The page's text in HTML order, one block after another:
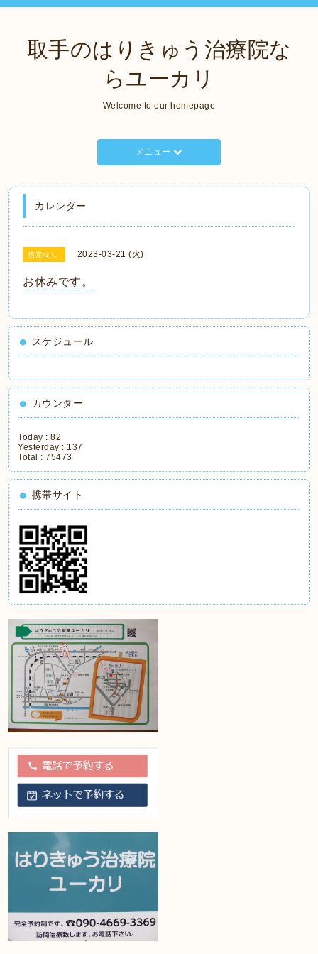
取手のはりきゅう治療院な
らユーカリ
Welcome to our homepage
メニュー
カレンダー
指定なし 2023-03-21 (火)
お休みです。
スケジュール
カウンター
Today :82
Yesterday : 137
Total :75473
携帯サイト